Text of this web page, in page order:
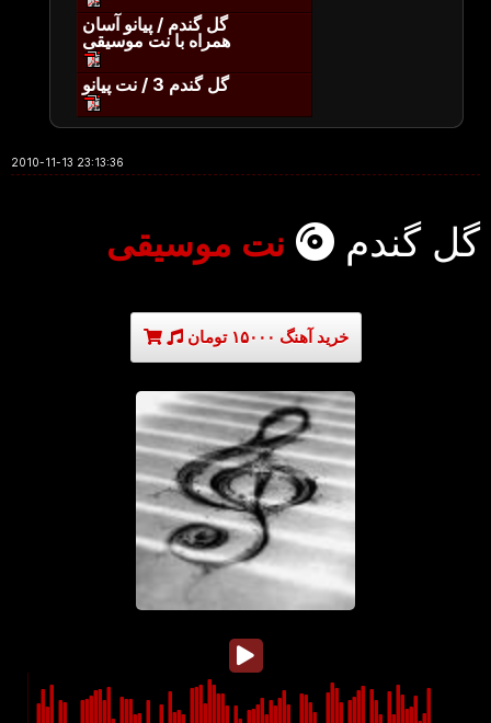
گل گندم / پیانو آسان
همراه با نت موسیقی
گل گندم 3 / نت پیانو
2010-11-13 23:13:36
گل گندم نت موسیقی
خرید آهنگ ۱۵۰۰۰ تومان